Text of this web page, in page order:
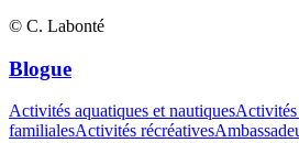
© C. Labonté
Blogue
Activités aquatiques et nautiques
familialesActivités récréatives